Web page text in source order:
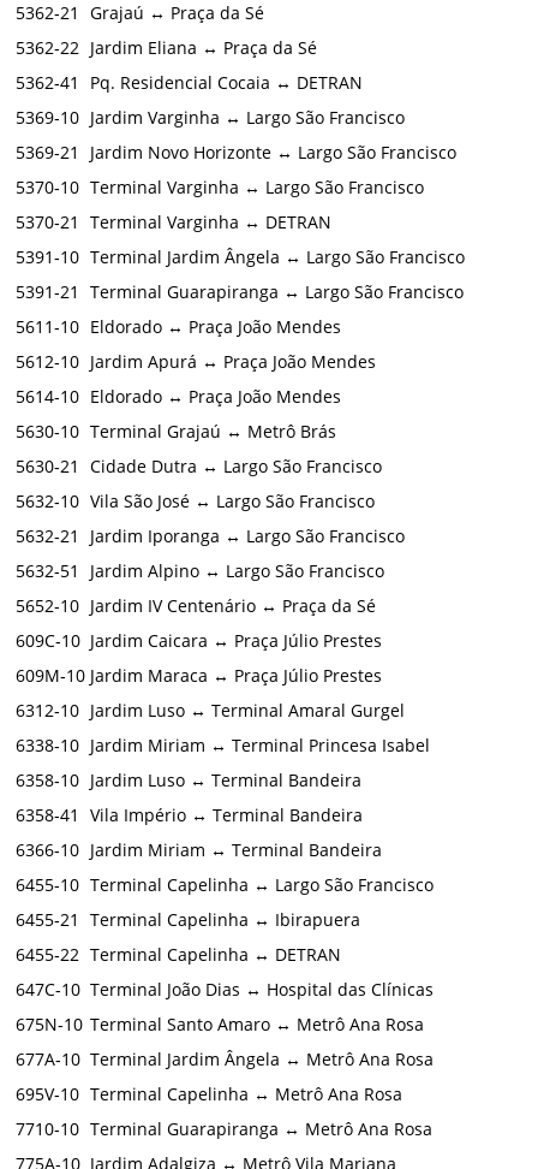
5362‑21
Grajaú ↔ Praça da Sé
5362‑22 Jardim Eliana ↔ Praça da Sé
5362‑41
Pq. Residencial Cocaia ↔ DETRAN
5369‑10 Jardim Varginha ↔ Largo São Francisco
5369‑21
Jardim Novo Horizonte ↔ Largo São Francisco
5370‑10 Terminal Varginha ↔ Largo São Francisco
5370‑21
Terminal Varginha ↔ DETRAN
5391‑10 Terminal Jardim Ângela ↔ Largo São Francisco
5391‑21
Terminal Guarapiranga ↔ Largo São Francisco
5611‑10 Eldorado ↔ Praça João Mendes
5612‑10 Jardim Apurá ↔ Praça João Mendes
5614‑10 Eldorado ↔ Praça João Mendes
5630‑10 Terminal Grajaú ↔ Metrô Brás
5630‑21
Cidade Dutra ↔ Largo São Francisco
5632‑10 Vila São José ↔ Largo São Francisco
5632‑21
Jardim Iporanga ↔ Largo São Francisco
5632‑51
Jardim Alpino ↔ Largo São Francisco
5652‑10 Jardim IV Centenário ↔ Praça da Sé
609C‑10 Jardim Caicara ↔ Praça Júlio Prestes
609M‑10 Jardim Maraca ↔ Praça Júlio Prestes
6312‑10 Jardim Luso ↔ Terminal Amaral Gurgel
6338‑10 Jardim Miriam ↔ Terminal Princesa Isabel
6358‑10 Jardim Luso ↔ Terminal Bandeira
6358‑41
Vila Império ↔ Terminal Bandeira
6366‑10 Jardim Miriam ↔ Terminal Bandeira
6455‑10 Terminal Capelinha ↔ Largo São Francisco
6455‑21
Terminal Capelinha ↔ Ibirapuera
6455‑22 Terminal Capelinha ↔ DETRAN
647C‑10 Terminal João Dias ↔ Hospital das Clínicas
675N‑10 Terminal Santo Amaro ↔ Metrô Ana Rosa
677A‑10 Terminal Jardim Ângela ↔ Metrô Ana Rosa
695V‑10 Terminal Capelinha ↔ Metrô Ana Rosa
7710‑10 Terminal Guarapiranga ↔ Metrô Ana Rosa
775A‑10 Jardim Adalgiza ↔ Metrô Vila Mariana